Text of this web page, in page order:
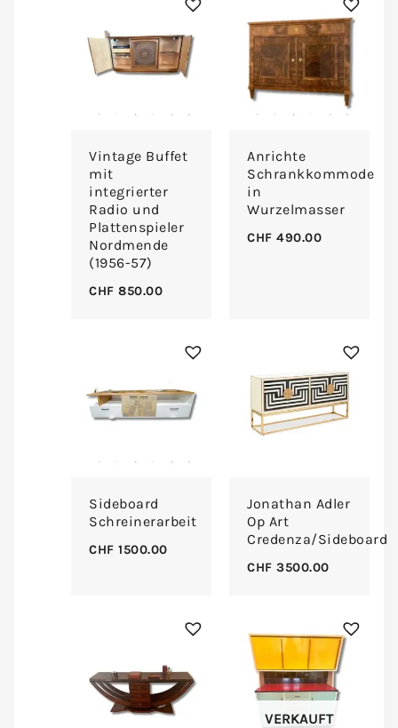
Vintage Buffet
mit
integrierter
Radio und
Plattenspieler
Nordmende
(1956-57)
CHF 850.00
Anrichte
Schrankkommode
in
Wurzelmasser
CHF 490.00
Sideboard
Schreinerarbeit
CHF 1500.00
Jonathan Adler
Op Art
Credenza/Sideboard
CHF 3500.00
VERKAUFT